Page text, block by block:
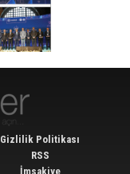
Gizlilik Politikası
RSS
İmsakiye